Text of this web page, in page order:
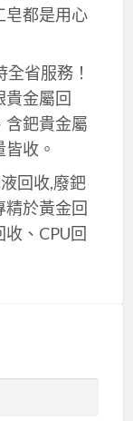
皂都是用心
省服務！
金屬回
含鈀貴金屬
收。
回收,廢鈀
精於黃金回
、CPU回